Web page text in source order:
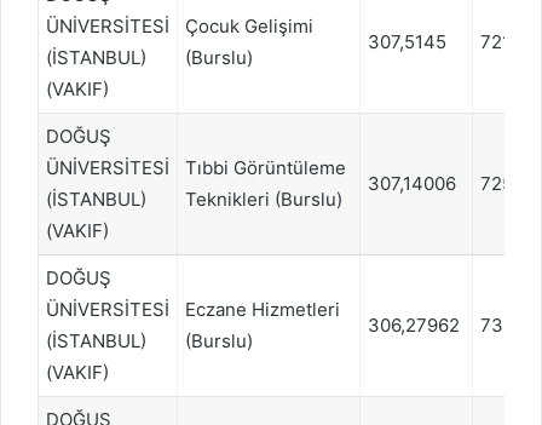
ÜNİVERSİTESİ
(İSTANBUL)
(VAKIF)
Çocuk Gelişimi
(Burslu)
307,5145 721726
DOĞUŞ
ÜNİVERSİTESİ
(İSTANBUL)
(VAKIF)
Tıbbi Görüntüleme
Teknikleri (Burslu)
307,14006 725581
DOĞUŞ
ÜNİVERSİTESİ
(İSTANBUL)
(VAKIF)
Eczane Hizmetleri
(Burslu)
306,27962
DOĞUŞ